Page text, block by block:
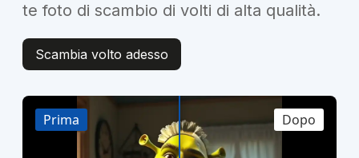
te foto di scambio di volti di alta qualità.
Scambia volto adesso
Dopo
Prima